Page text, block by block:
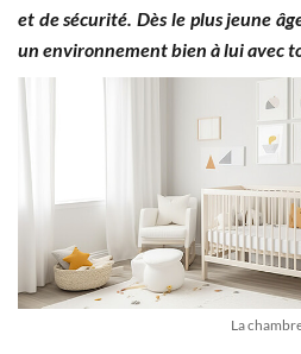
et de sécurité. Dès le plus jeune
un environnement bien à lui avec
La